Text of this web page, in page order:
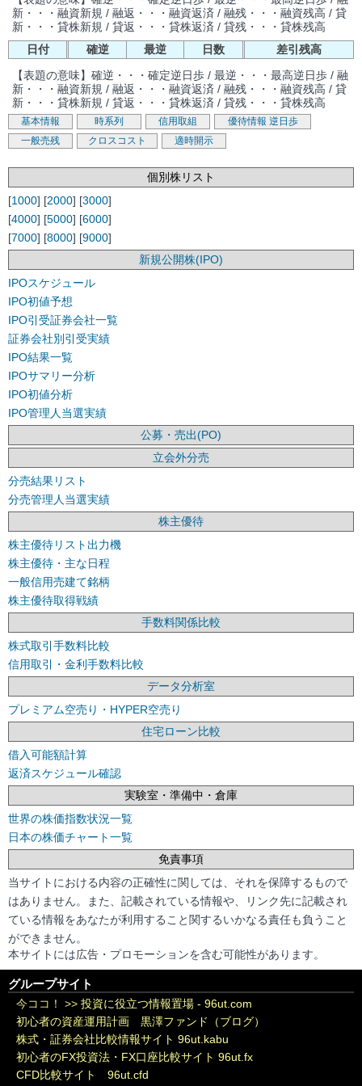
新・・・融資新規 / 融返・・・融資返済 / 融残・・・融資残高 / 貸
新・・・貸株新規 / 貸返・・・貸株返済 / 貸残・・・貸株残高
日付
確逆 最逆 日数 差引残高
【表題の意味】確逆・・・確定逆日歩 / 最逆・・・最高逆日歩 / 融
新・・・融資新規 / 融返・・・融資返済 / 融残・・・融資残高 / 貸
新・・・貸株新規 / 貸返・・・貸株返済 / 貸残・・・貸株残高
基本情報 時系列 信用取組 優待情報 逆日歩
一般売残
クロスコスト 適時開示
個別株リスト
[1000] [2000] [3000]
[4000] [5000] [6000]
[7000] [8000] [9000]
新規公開株(IPO)
IPOスケジュール
IPO初値予想
IPO引受証券会社一覧
証券会社別引受実績
IPO結果一覧
IPOサマリー分析
IPO初値分析
IPO管理人当選実績
公募・売出(PO)
立会外分売
分売結果リスト
分売管理人当選実績
株主優待
株主優待リスト出力機
株主優待・主な日程
一般信用売建て銘柄
株主優待取得戦績
手数料関係比較
株式取引手数料比較
信用取引・金利手数料比較
データ分析室
プレミアム空売り・HYPER空売り
住宅ローン比較
借入可能額計算
返済スケジュール確認
実験室・準備中・倉庫
世界の株価指数状況一覧
日本の株価チャート一覧
免責事項
当サイトにおける内容の正確性に関しては、それを保障するもので
はありません。また、記載されている情報や、リンク先に記載され
ている情報をあなたが利用すること関するいかなる責任も負うこと
ができません。
本サイトには広告・プロモーションを含む可能性があります。
グループサイト
今ココ！ >> 投資に役立つ情報置場 - 96ut.com
初心者の資産運用計画 黒澤ファンド（ブログ）
株式・証券会社比較情報サイト 96ut.kabu
初心者のFX投資法・FX口座比較サイト 96ut.fx
CFD比較サイト 96ut.cfd